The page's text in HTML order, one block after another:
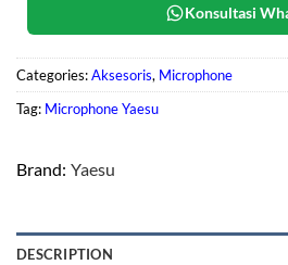
Konsultasi
Categories:Aksesoris, Microphone
Tag: Microphone Yaesu
Brand: Yaesu
DESCRIPTION